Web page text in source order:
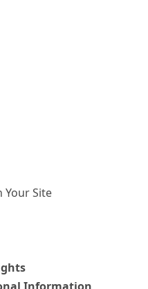
Your Site